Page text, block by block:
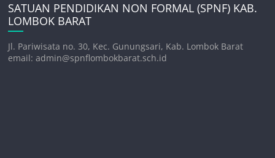
SATUAN PENDIDIKAN NON FORMAL (SPNF) KAB.
LOMBOK BARAT
Jl. Pariwisata no. 30, Kec. Gunungsari, Kab. Lombok Barat
email: admin@spnflombokbarat.sch.id